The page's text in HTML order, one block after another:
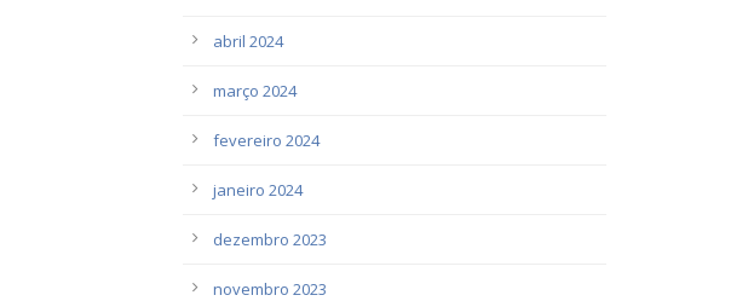
abril 2024
março 2024
fevereiro 2024
janeiro 2024
dezembro 2023
novembro 2023